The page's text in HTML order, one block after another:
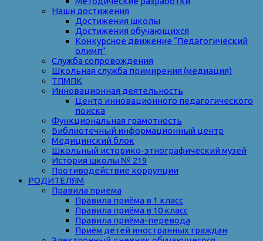
Наши достижения
Достижения школы
Достижения обучающихся
Конкурсное движение “Педагогический
олимп”
Служба сопровождения
Школьная служба примирения (медиация)
ТПМПК
Инновационная деятельность
Центр инновационного педагогического
поиска
Функциональная грамотность
Библиотечный информационный центр
Медицинский блок
Школьный историко-этнографический музей
История школы № 219
Противодействие коррупции
РОДИТЕЛЯМ
Правила приема
Правила приёма в 1 класс
Правила приёма в 10 класс
Правила приёма-перевода
Приём детей иностранных граждан